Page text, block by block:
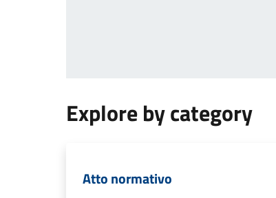
Explore by category
Atto normativo